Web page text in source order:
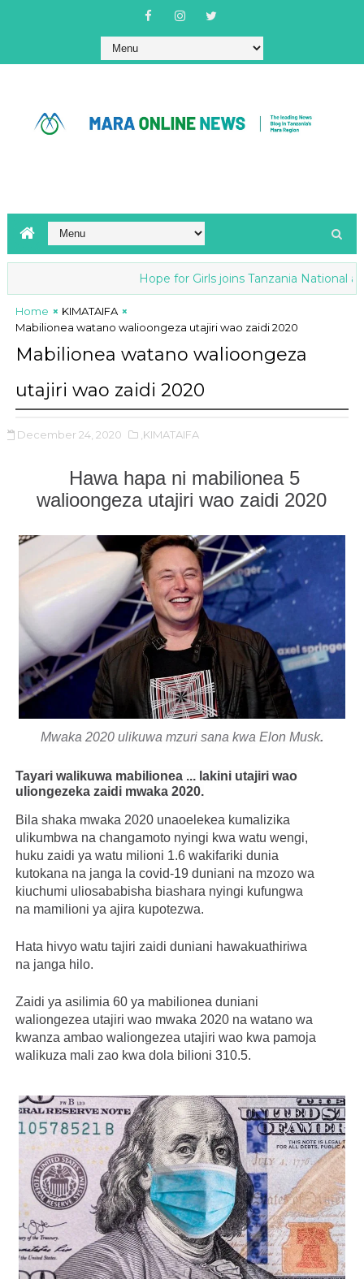
Hope for Girls joins Tanzania National anti-
Home
KIMATAIFA
Mabilionea watano walioongeza utajiri wao zaidi 2020
Mabilionea watano walioongeza
utajiri wao zaidi 2020
December 24, 2020 ,KIMATAIFA
Hawa hapa ni mabilionea 5
walioongeza utajiri wao zaidi 2020
Mwaka 2020 ulikuwa mzuri sana kwa Elon Musk.
Tayari walikuwa mabilionea ... lakini utajiri wao
uliongezeka zaidi mwaka 2020.
Bila shaka mwaka 2020 unaoelekea kumalizika
ulikumbwa na changamoto nyingi kwa watu wengi,
huku zaidi ya watu milioni 1.6 wakifariki dunia
kutokana na janga la covid-19 duniani na mzozo wa
kiuchumi uliosababisha biashara nyingi kufungwa
na mamilioni ya ajira kupotezwa.
Hata hivyo watu tajiri zaidi duniani hawakuathiriwa
na janga hilo.
Zaidi ya asilimia 60 ya mabilionea duniani
waliongezea utajiri wao mwaka 2020 na watano wa
kwanza ambao waliongezea utajiri wao kwa pamoja
walikuza mali zao kwa dola bilioni 310.5.